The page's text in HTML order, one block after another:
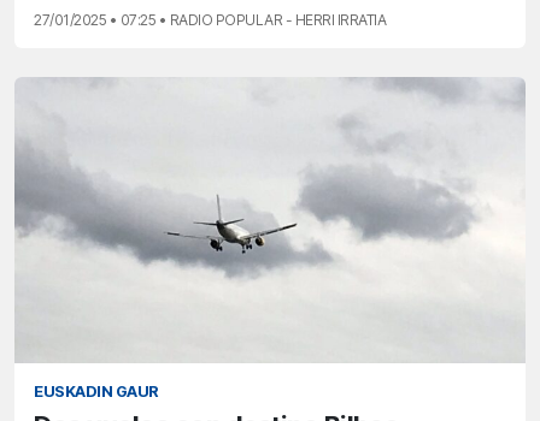
27/01/2025 • 07:25 • RADIO POPULAR - HERRI IRRATIA
EUSKADIN GAUR